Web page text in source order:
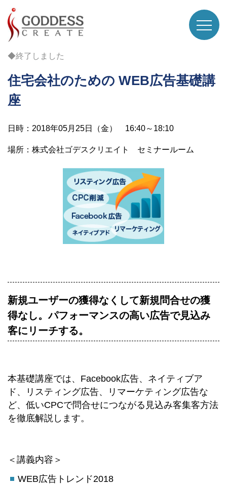
◆終了しました
住宅会社のための WEB広告基礎講
座
日時：2018年05月25日（金） 16:40～18:10
場所：株式会社ゴデスクリエイト セミナールーム
新規ユーザーの獲得なくして新規問合せの獲
得なし。パフォーマンスの高い広告で見込み
客にリーチする。
本基礎講座では、Facebook広告、ネイティブア
ド、リスティング広告、リマーケティング広告な
ど、低いCPCで問合せにつながる見込み客集客方法
を徹底解説します。
＜講義内容＞
WEB広告トレンド2018